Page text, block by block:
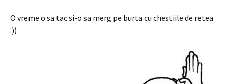
O vreme o sa tac si-o sa merg pe burta cu chestiile de retea
:))